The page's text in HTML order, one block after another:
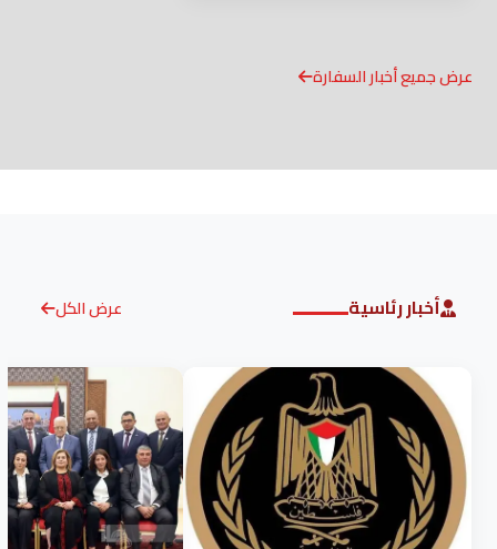
عرض جميع أخبار السفارة
أخبار رئاسية عرض الكل